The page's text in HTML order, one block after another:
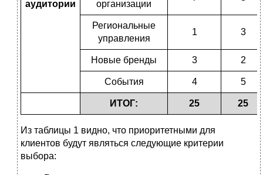
аудитории
организации
Региональные
управления
1 3
Новые бренды 3 2
События 4 5
ИТОГ: 25 25
Из таблицы 1 видно, что приоритетными для
клиентов будут являться следующие критерии
выбора: